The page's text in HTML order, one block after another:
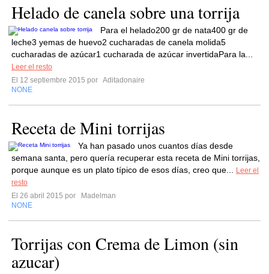
Helado de canela sobre una torrija
Para el helado200 gr de nata400 gr de
leche3 yemas de huevo2 cucharadas de canela molida5
cucharadas de azúcar1 cucharada de azúcar invertidaPara la...
Leer el resto
El 12 septiembre 2015 por Aditadonaire
NONE
Receta de Mini torrijas
Ya han pasado unos cuantos días desde
semana santa, pero quería recuperar esta receta de Mini torrijas,
porque aunque es un plato típico de esos días, creo que...
Leer el
resto
El 26 abril 2015 por
Madelman
NONE
Torrijas con Crema de Limon (sin
azucar)